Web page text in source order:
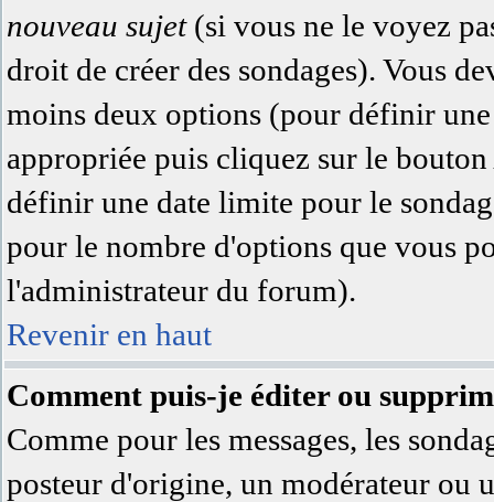
nouveau sujet(si vous ne le voyez
droit de créer des sondages). Vous
moins deux options (pour définir
appropriée puis cliquez sur le bouton
définir une date limite pour le
pour le nombre d'options que vous
l'administrateur du forum).
Revenir en haut
Comment puis-je éditer ou
Comme pour les messages, les
posteur d'origine, un modérateur ou